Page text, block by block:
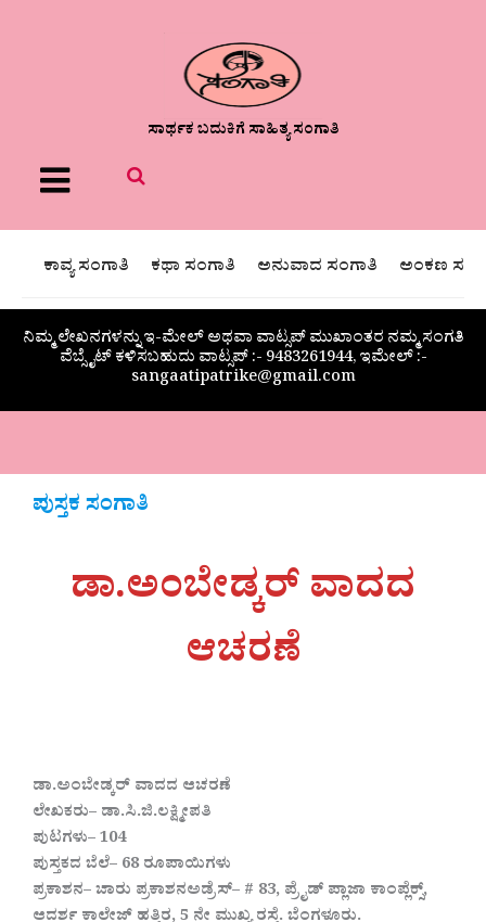
ಸಾರ್ಥಕ ಬದುಕಿಗೆ ಸಾಹಿತ್ಯ ಸಂಗಾತಿ
Menu
ಕಾವ್ಯ ಸಂಗಾತಿ ಕಥಾ ಸಂಗಾತಿ ಅನುವಾದ ಸಂಗಾತಿ ಅಂಕಣ
ನಿಮ್ಮ ಲೇಖನಗಳನ್ನು ಇ-ಮೇಲ್ ಅಥವಾ ವಾಟ್ಸಪ್ ಮುಖಾಂತರ ನಮ್ಮ ಸಂಗತಿ
ವೆಬ್ಸೈಟ್ ಕಳಿಸಬಹುದು ವಾಟ್ಸಪ್‌ :- 9483261944, ಇಮೇಲ್ :-
sangaatipatrike@gmail.com
ಪುಸ್ತಕ ಸಂಗಾತಿ
ಡಾ.ಅಂಬೇಡ್ಕರ್ ವಾದದ
ಆಚರಣೆ
ಡಾ.ಅಂಬೇಡ್ಕರ್ ವಾದದ ಆಚರಣೆ
ಲೇಖಕರು– ಡಾ.ಸಿ.ಜಿ.ಲಕ್ಷ್ಮೀಪತಿ
ಪುಟಗಳು– 104
ಪುಸ್ತಕದ ಬೆಲೆ– 68 ರೂಪಾಯಿಗಳು
ಪ್ರಕಾಶನ– ಚಾರು ಪ್ರಕಾಶನಅಡ್ರೆಸ್– # 83, ಪ್ರೈಡ್ ಪ್ಲಾಜಾ ಕಾಂಪ್ಲೆಕ್ಸ್,